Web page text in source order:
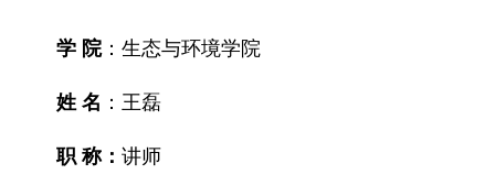
学 院：生态与环境学院
姓 名 ：王磊
职 称： 讲师